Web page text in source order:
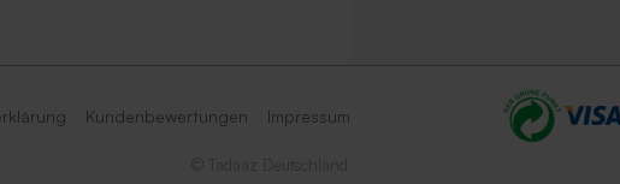
Kundenbewertungen Impressum